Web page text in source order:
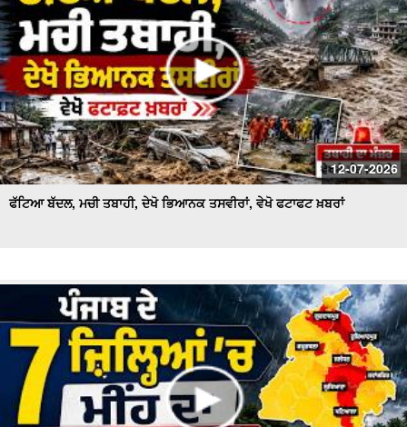
12-07-2026
ਫੱਟਿਆ ਬੱਦਲ, ਮਚੀ ਤਬਾਹੀ, ਦੇਖੋ ਭਿਆਨਕ ਤਸਵੀਰਾਂ, ਵੇਖੋ ਫਟਾਫਟ ਖ਼ਬਰਾਂ